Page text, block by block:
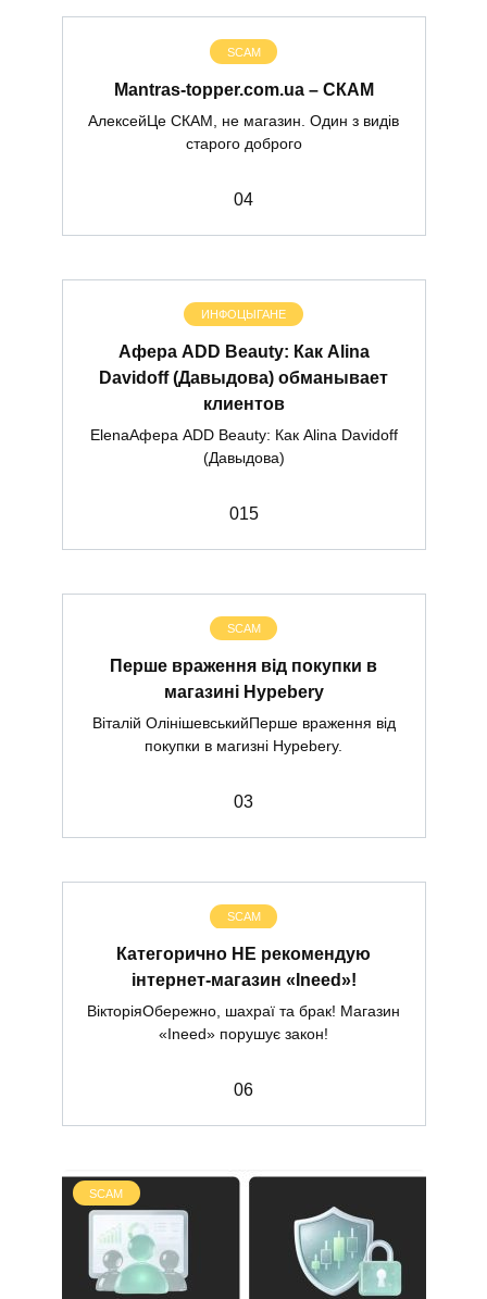
SCAM
Mantras-topper.com.ua – СКАМ
АлексейЦе СКАМ, не магазин. Один з видів
старого доброго
04
ИНФОЦЫГАНЕ
Афера ADD Beauty: Как Alina
Davidoff (Давыдова) обманывает
клиентов
ElenaАфера ADD Beauty: Как Alina Davidoff
(Давыдова)
015
SCAM
Перше враження від покупки в
магазині Hypebery
Віталій ОлінішевськийПерше враження від
покупки в магизні Hypebery.
03
SCAM
Категорично НЕ рекомендую
інтернет-магазин «Ineed»!
ВікторіяОбережно, шахраї та брак! Магазин
«Ineed» порушує закон!
06
SCAM